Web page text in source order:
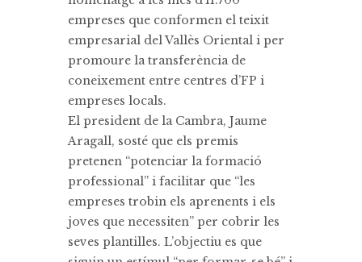
empreses que conformen el teixit
empresarial del Vallès Oriental i per
promoure la transferència de
coneixement entre centres d’FP i
empreses locals.
El president de la Cambra, Jaume
Aragall, sosté que els premis
pretenen “potenciar la formació
professional” i facilitar que “les
empreses trobin els aprenents i els
joves que necessiten” per cobrir les
seves plantilles. L’objectiu es que